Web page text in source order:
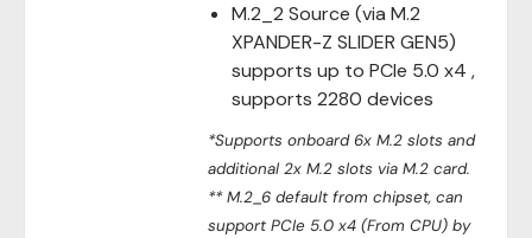
M.2_2 Source (via M.2
XPANDER-Z SLIDER GEN5)
supports up to PCIe 5.0 x4 ,
supports 2280 devices
*Supports onboard 6x M.2 slots and
additional 2x M.2 slots via M.2 card.
** M.2_6 default from chipset, can
support PCIe 5.0 x4 (From CPU) by